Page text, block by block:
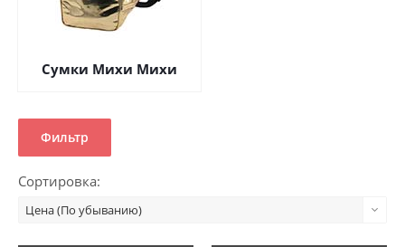
Сумки Михи Михи
Фильтр
Сортировка:
Цена (По убыванию)